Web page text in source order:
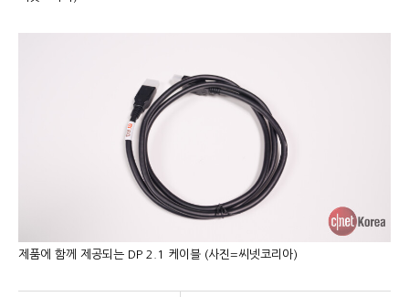
제품에 함께 제공되는 DP 2.1 케이블 (사진=씨넷코리아)